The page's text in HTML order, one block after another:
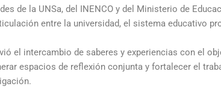
de la UNSa, del INENCO y del Ministerio de
entre la universidad, el sistema educativo
el intercambio de saberes y experiencias con el
espacios de reflexión conjunta y fortalecer el